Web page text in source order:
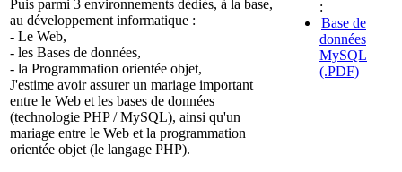
Puis parmi 3 environnements dédiés, à la base,
au développement informatique :
- Le Web,
- les Bases de données,
- la Programmation orientée objet,
J'estime avoir assurer un mariage important
entre le Web et les bases de données
(technologie PHP / MySQL), ainsi qu'un
mariage entre le Web et la programmation
orientée objet (le langage PHP).
:
Base de
données
MySQL
(.PDF)